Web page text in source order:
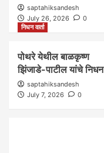
saptahiksandesh
July 26, 2026
0
निधन वार्ता
पोथरे येथील बाळकृष्ण
झिंजाडे-पाटील यांचे निधन
saptahiksandesh
July 7, 2026
0